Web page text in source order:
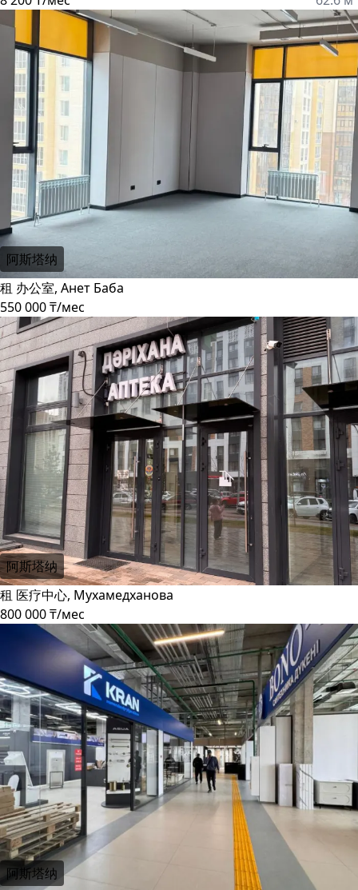
阿斯塔纳
租 办公室, Анет Баба
550 000 ₸/мес
阿斯塔纳
租 医疗中心, Мухамедханова
800 000 ₸/мес
阿斯塔纳